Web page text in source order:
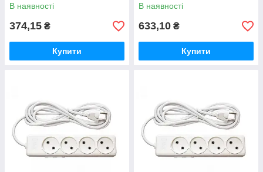
В наявності
374,15 ₴
Купити
В наявності
633,10 ₴
Купити